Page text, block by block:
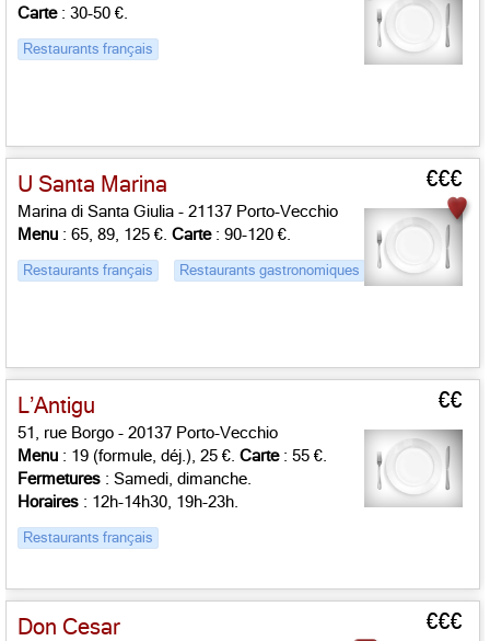
Carte: 30-50 €.
Restaurants français
U Santa Marina €€€
Marina di Santa Giulia - 21137 Porto-Vecchio
Menu : 65, 89, 125 €. Carte: 90-120 €.
Restaurants français Restaurants gastronomiques
L’Antigu €€
51, rue Borgo - 20137 Porto-Vecchio
Menu : 19 (formule, déj.), 25 €. Carte: 55 €.
Fermetures : Samedi, dimanche.
Horaires : 12h-14h30, 19h-23h.
Restaurants français
Don Cesar €€€